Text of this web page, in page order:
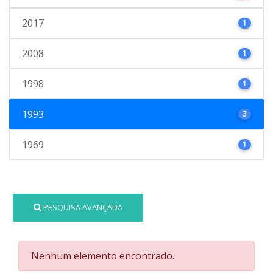
2017 1
2008 1
1998 1
1993 3
1969 1
PESQUISA AVANÇADA
Nenhum elemento encontrado.